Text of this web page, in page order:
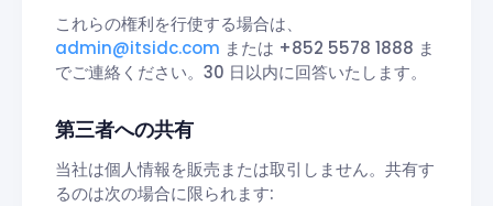
これらの権利を行使する場合は、
admin@itsidc.com または +852 5578 1888 ま
でご連絡ください。30 日以内に回答いたします。
第三者への共有
当社は個人情報を販売または取引しません。共有す
るのは次の場合に限られます: